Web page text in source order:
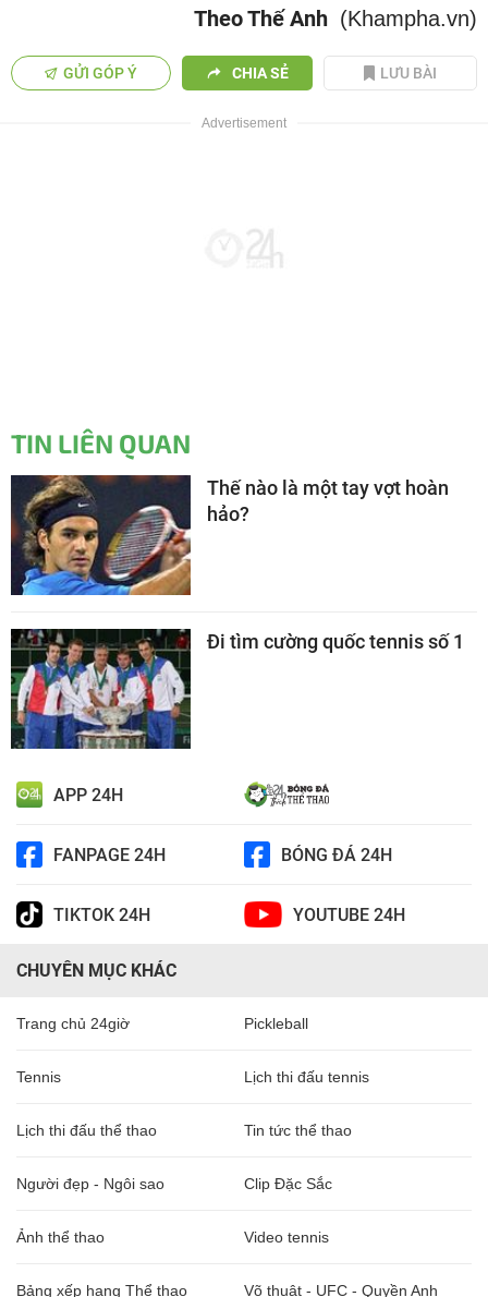
Theo Thế Anh (Khampha.vn)
GỬI GÓP Ý CHIA SẺ LƯU BÀI
TIN LIÊN QUAN
Thế nào là một tay vợt hoàn
hảo?
Đi tìm cường quốc tennis số 1
APP 24H
FANPAGE 24H BÓNG ĐÁ 24H
TIKTOK 24H YOUTUBE 24H
CHUYÊN MỤC KHÁC
Trang chủ 24giờ Pickleball
Tennis Lịch thi đấu tennis
Lịch thi đấu thể thao Tin tức thể thao
Người đẹp - Ngôi sao Clip Đặc Sắc
Ảnh thể thao Video tennis
Bảng xếp hạng Thể thao Võ thuật - UFC - Quyền Anh